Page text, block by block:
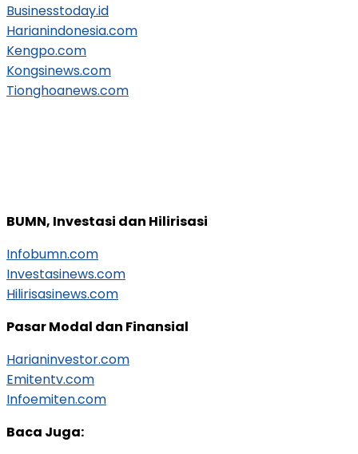
Businesstoday.id
Harianindonesia.com
Kengpo.com
Kongsinews.com
Tionghoanews.com
BUMN, Investasi dan Hilirisasi
Infobumn.com
Investasinews.com
Hilirisasinews.com
Pasar Modal dan Finansial
Harianinvestor.com
Emitentv.com
Infoemiten.com
Baca Juga: